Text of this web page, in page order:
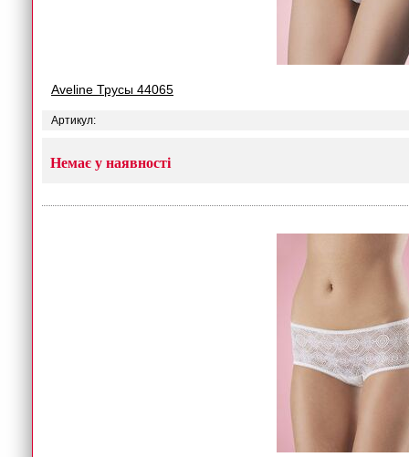
Aveline Трусы 44065
Артикул:
Немає у наявності